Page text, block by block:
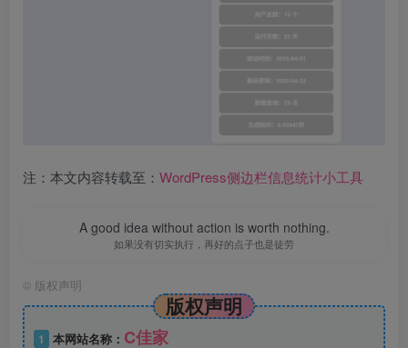
注：本文内容转载至： WordPress侧边栏信息统计小工具
A good idea without action is worth nothing.
如果没有切实执行，再好的点子也是徒劳
© 版权声明
版权声明
1 本网站名称： C佳家